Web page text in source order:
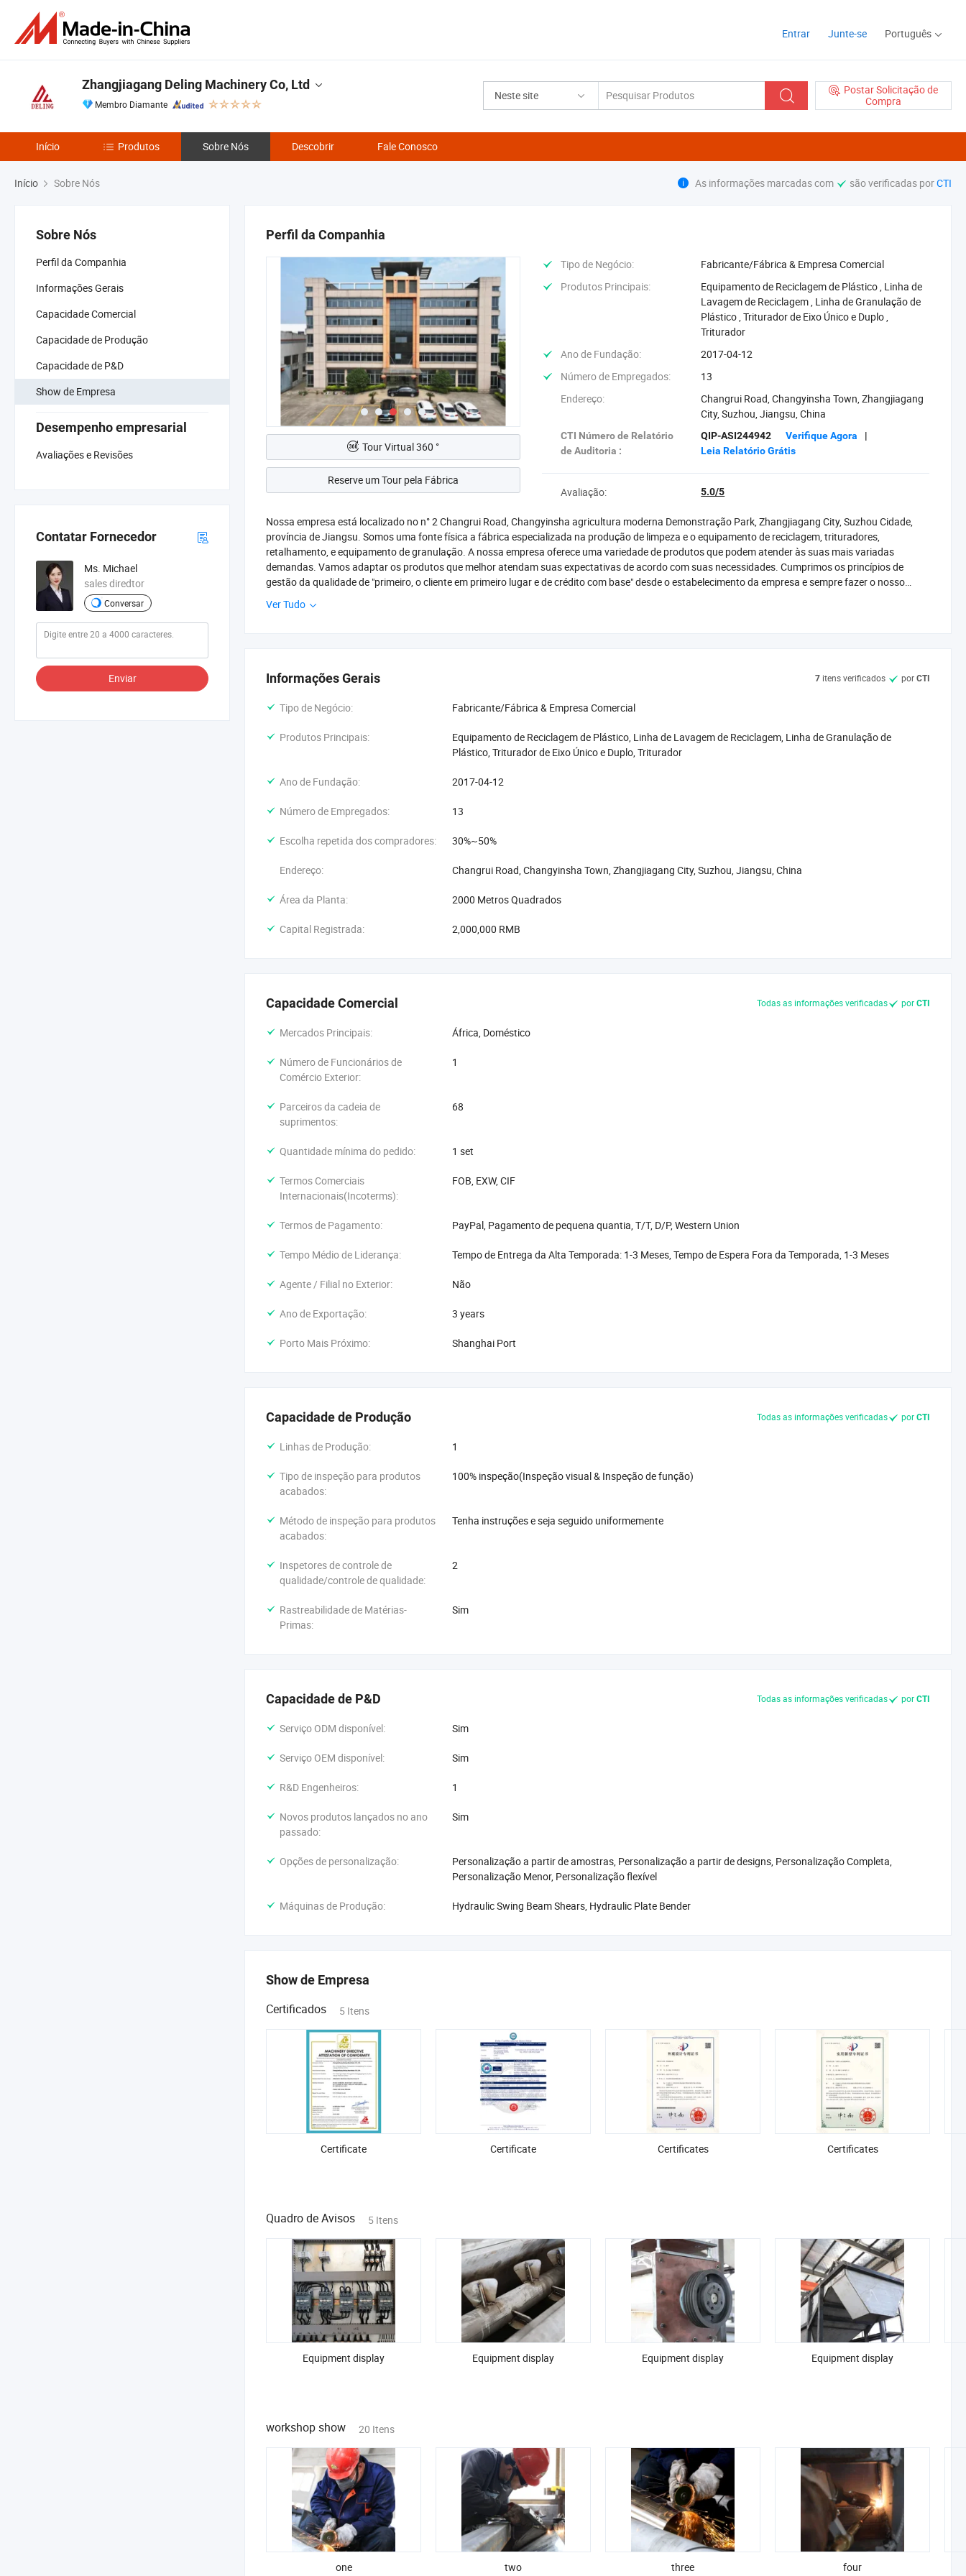
Entrar Junte-se Português
Neste site
Postar Solicitação de
Compra
Zhangjiagang Deling Machinery Co, Ltd
Membro Diamante
Início Produtos Sobre Nós Descobrir Fale Conosco
As informações marcadas com são verificadas porCTI
Início Sobre Nós
Sobre Nós
Perfil da Companhia
Informações Gerais
Capacidade Comercial
Capacidade de Produção
Capacidade de P&D
Show de Empresa
Desempenho empresarial
Avaliações e Revisões
Contatar Fornecedor
Ms. Michael
sales diredtor
Conversar
Enviar
Perfil da Companhia
Tour Virtual 360 °
Reserve um Tour pela Fábrica
Tipo de Negócio:
Fabricante/Fábrica & Empresa Comercial
Produtos Principais:
‪Equipamento de Reciclagem de Plástico‬, ‪Linha de
Lavagem de Reciclagem‬, ‪Linha de Granulação de
Plástico‬,‪Triturador de Eixo Único e Duplo‬,
‪Triturador‬
Ano de Fundação:
2017-04-12
Número de Empregados:
13
Endereço:
Changrui Road, Changyinsha Town, Zhangjiagang
City, Suzhou, Jiangsu, China
CTI Número de Relatório
de Auditoria :
QIP-ASI244942 Verifique Agora
|
Leia Relatório Grátis
Avaliação: 5.0/5
Nossa empresa está localizado no n° 2 Changrui Road, Changyinsha agricultura moderna Demonstração Park, Zhangjiagang City, Suzhou Cidade,
província de Jiangsu. Somos uma fonte física a fábrica especializada na produção de limpeza e o equipamento de reciclagem, trituradores,
retalhamento, e equipamento de granulação. A nossa empresa oferece uma variedade de produtos que podem atender às suas mais variadas
demandas. Vamos adaptar os produtos que melhor atendam suas expectativas de acordo com suas necessidades. Cumprimos os princípios de
gestão da qualidade de "primeiro, o cliente em primeiro lugar e de crédito com base" desde o estabelecimento da empresa e sempre fazer o nosso
melhor para satisfazer eventuais necessidades de nossos clientes. Forneceremos a você com produtos de maior qualidade ao mais baixo preço
possível. Nossa empresa está sinceramente dispostos a colaborar com as empresas de todo o mundo a fim de perceber uma situação vantajosa
Ver Tudo
Informações Gerais 7 itens verificados por CTI
Tipo de Negócio: Fabricante/Fábrica & Empresa Comercial
Produtos Principais:
Equipamento de Reciclagem de Plástico, Linha de Lavagem de Reciclagem, Linha de Granulação de
Plástico, Triturador de Eixo Único e Duplo, Triturador
Ano de Fundação: 2017-04-12
Número de Empregados: 13
Escolha repetida dos compradores: 30%~50%
Endereço: Changrui Road, Changyinsha Town, Zhangjiagang City, Suzhou, Jiangsu, China
Área da Planta: 2000 Metros Quadrados
Capital Registrada: 2,000,000 RMB
Capacidade Comercial Todas as informações verificadas por CTI
Mercados Principais: África, Doméstico
Número de Funcionários de
Comércio Exterior:
1
Parceiros da cadeia de
suprimentos:
68
Quantidade mínima do pedido: 1 set
Termos Comerciais
Internacionais(Incoterms):
FOB, EXW, CIF
Termos de Pagamento: PayPal, Pagamento de pequena quantia, T/T, D/P, Western Union
Tempo Médio de Liderança: Tempo de Entrega da Alta Temporada: 1-3 Meses, Tempo de Espera Fora da Temporada, 1-3 Meses
Agente / Filial no Exterior: Não
Ano de Exportação: 3 years
Porto Mais Próximo: Shanghai Port
Capacidade de Produção Todas as informações verificadas por CTI
Linhas de Produção: 1
Tipo de inspeção para produtos
acabados:
100% inspeção(Inspeção visual & Inspeção de função)
Método de inspeção para produtos
acabados:
Tenha instruções e seja seguido uniformemente
Inspetores de controle de
qualidade/controle de qualidade:
2
Rastreabilidade de Matérias-
Primas:
Sim
Capacidade de P&D Todas as informações verificadas por CTI
Serviço ODM disponível: Sim
Serviço OEM disponível: Sim
R&D Engenheiros: 1
Novos produtos lançados no ano
passado:
Sim
Opções de personalização:
Personalização a partir de amostras, Personalização a partir de designs, Personalização Completa,
Personalização Menor, Personalização flexível
Máquinas de Produção: Hydraulic Swing Beam Shears, Hydraulic Plate Bender
Show de Empresa
Certificados 5 Itens
Certificate Certificate Certificates Certificates
Quadro de Avisos 5 Itens
Equipment display Equipment display Equipment display Equipment display
workshop show 20 Itens
one two three four